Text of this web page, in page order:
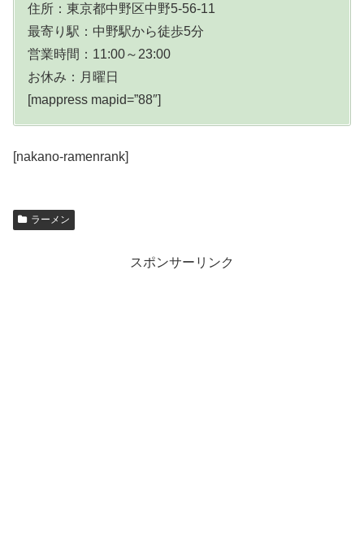
住所：東京都中野区中野5-56-11
最寄り駅：中野駅から徒歩5分
営業時間：11:00～23:00
お休み：月曜日
[mappress mapid=”88″]
[nakano-ramenrank]
ラーメン
スポンサーリンク